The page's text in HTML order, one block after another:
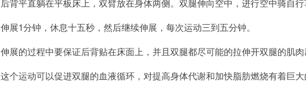
后背平直躺在平板床上，双臂放在身体两侧。双腿伸向空中，进行空中骑自行
伸展1分钟，休息十五秒，然后继续伸展，每次运动三到五分钟。
伸展的过程中要保证后背贴在床面上，并且双腿都尽可能的拉伸开双腿的肌肉
这个运动可以促进双腿的血液循环，对提高身体代谢和加快脂肪燃烧有着巨大